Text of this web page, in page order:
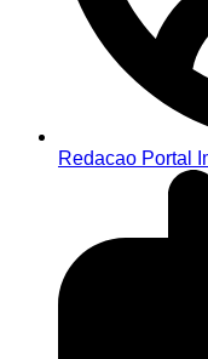
Redacao Portal